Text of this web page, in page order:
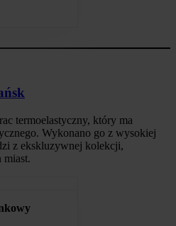
termoelastyczny, który ma
Wykonano go z wysokiej
z ekskluzywnej kolekcji,
miast.